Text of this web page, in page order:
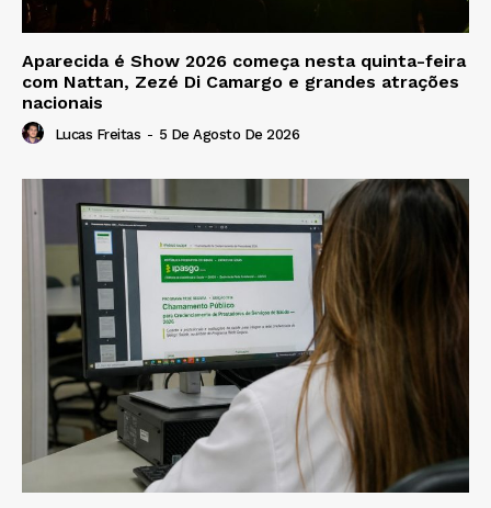
Aparecida é Show 2026 começa nesta quinta-feira
com Nattan, Zezé Di Camargo e grandes atrações
nacionais
Lucas Freitas - 5 De Agosto De 2026